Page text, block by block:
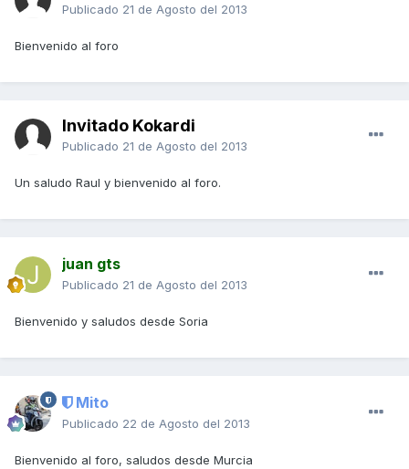
Publicado 21 de Agosto del 2013
Bienvenido al foro
Invitado Kokardi
Publicado 21 de Agosto del 2013
Un saludo Raul y bienvenido al foro.
juan gts
Publicado 21 de Agosto del 2013
Bienvenido y saludos desde Soria
Mito
Publicado 22 de Agosto del 2013
Bienvenido al foro, saludos desde Murcia